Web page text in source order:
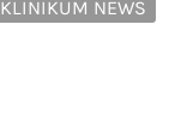
KLINIKUM NEWS